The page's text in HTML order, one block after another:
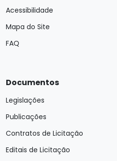
Acessibilidade
Mapa do Site
FAQ
Documentos
Legislações
Publicações
Contratos de Licitação
Editais de Licitação